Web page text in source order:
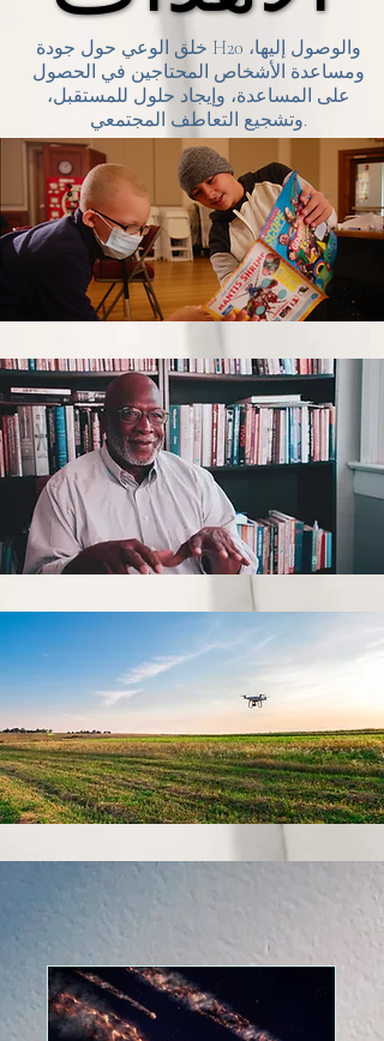
خلق الوعي حول جودة H20 والوصول إليها،
ومساعدة الأشخاص المحتاجين في الحصول
على المساعدة، وإيجاد حلول للمستقبل،
وتشجيع التعاطف المجتمعي.